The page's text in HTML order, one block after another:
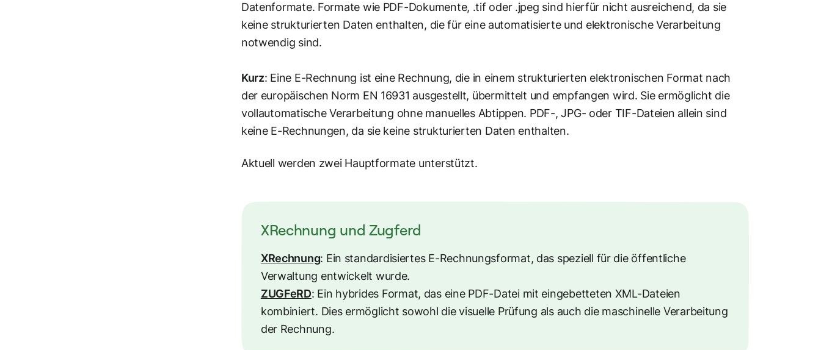
Datenformate. Formate wie PDF-Dokumente, .tif oder .jpeg sind hierfür nicht ausreichend, da sie
keine strukturierten Daten enthalten, die für eine automatisierte und elektronische Verarbeitung
notwendig sind.
Kurz: Eine E-Rechnung ist eine Rechnung, die in einem strukturierten elektronischen Format nach
der europäischen Norm EN 16931 ausgestellt, übermittelt und empfangen wird. Sie ermöglicht die
vollautomatische Verarbeitung ohne manuelles Abtippen. PDF-, JPG- oder TIF-Dateien allein sind
keine E-Rechnungen, da sie keine strukturierten Daten enthalten.
Aktuell werden zwei Hauptformate unterstützt.
XRechnung und Zugferd
XRechnung: Ein standardisiertes E-Rechnungsformat, das speziell für die öffentliche
Verwaltung entwickelt wurde.
ZUGFeRD: Ein hybrides Format, das eine PDF-Datei mit eingebetteten XML-Dateien
kombiniert. Dies ermöglicht sowohl die visuelle Prüfung als auch die maschinelle Verarbeitung
der Rechnung.